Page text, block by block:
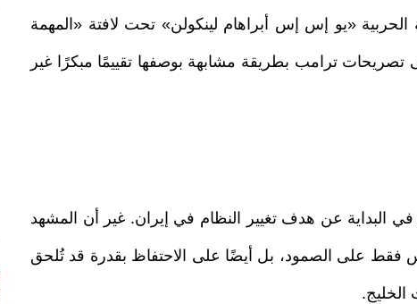
السفينة الحربية «يو إس إس أبراهام لينكولن» تحت لافتة «المهمة
تصريحات ترامب بطريقة مشابهة بوصفها تقييمًا مبكرًا غير
البداية عن هدف تغيير النظام في إيران. غير أن المشهد
ليس فقط على الصمود، بل أيضًا على الاحتفاظ بقدرة قد تُلحق
الخليج.